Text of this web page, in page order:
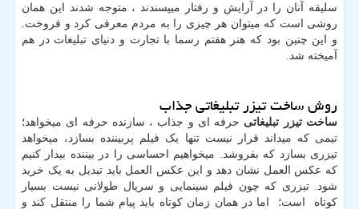
سلیقه آنان را در آرایش و رفتار میپسندند ، متوجه شدند این همان
روشی است که میتوان هر چیزی را به مردم معرفی کرد و فروخت.
و این چنین بود که هنر هفتم رسما با تجارت و دنیای تبلیغات در هم
آمیخته شد.
روش ساخت تیزر تبلیغاتی جذاب
ساخت تیزر تبلیغاتی حرفه ای و جذاب ، سازنده حرفه ای میخواهد؛
تیمی که میداند قرار نیست تنها یک فیلم پربیننده بسازد، میخواهد
تیزری بسازد که بفروشد. میخواهیم احساسی را در بیننده بیدار کنیم
که عکس العمل نشان دهد و این عکس العمل باید تبدیل به یک خرید
شود. تیزری که چون فیلم سینمایی و سریال طولانی نیست بسیار
کوتاه است؛ اما در همان زمان کوتاه باید پیام شما را منتقل کند و